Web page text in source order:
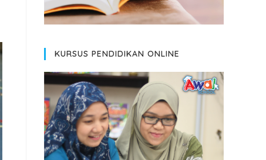
KURSUS PENDIDIKAN ONLINE